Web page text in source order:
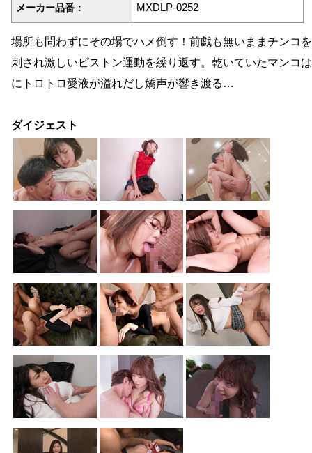
メーカー品番： MXDLP-0252
場所も問わずにその場でハメ倒す！前戯も無いままチンコ
刺され激しいピストン運動を繰り返す。乾いていたマンコ
にトロトロ愛液が溢れだし嬌声が響き渡る…
ダイジェスト